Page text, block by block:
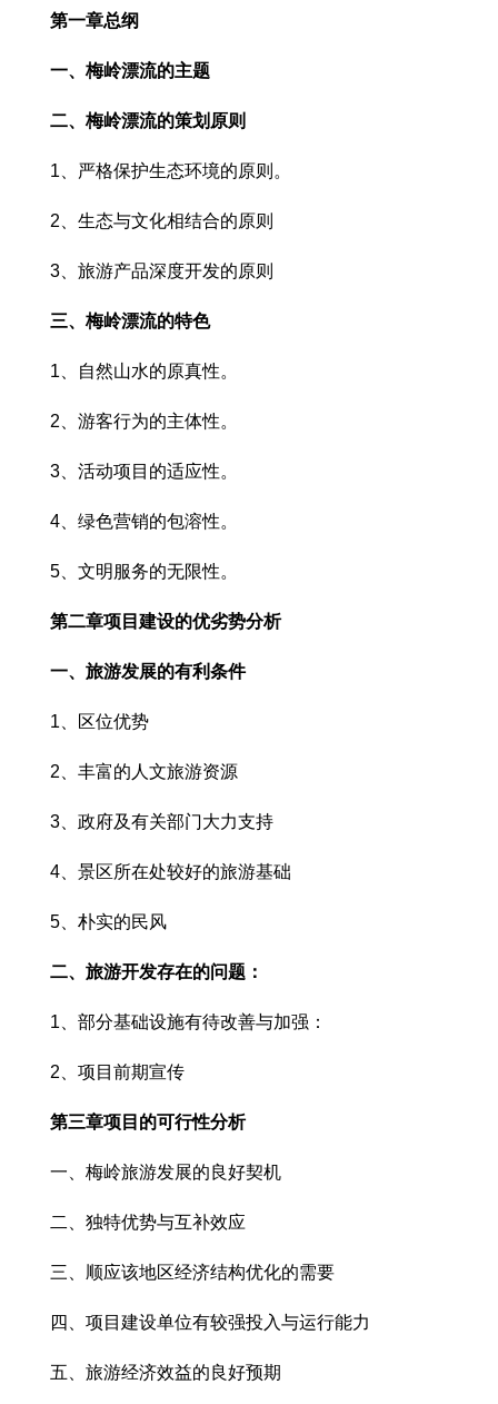
第一章总纲
一、梅岭漂流的主题
二、梅岭漂流的策划原则
1、严格保护生态环境的原则。
2、生态与文化相结合的原则
3、旅游产品深度开发的原则
三、梅岭漂流的特色
1、自然山水的原真性。
2、游客行为的主体性。
3、活动项目的适应性。
4、绿色营销的包溶性。
5、文明服务的无限性。
第二章项目建设的优劣势分析
一、旅游发展的有利条件
1、区位优势
2、丰富的人文旅游资源
3、政府及有关部门大力支持
4、景区所在处较好的旅游基础
5、朴实的民风
二、旅游开发存在的问题：
1、部分基础设施有待改善与加强：
2、项目前期宣传
第三章项目的可行性分析
一、梅岭旅游发展的良好契机
二、独特优势与互补效应
三、顺应该地区经济结构优化的需要
四、项目建设单位有较强投入与运行能力
五、旅游经济效益的良好预期